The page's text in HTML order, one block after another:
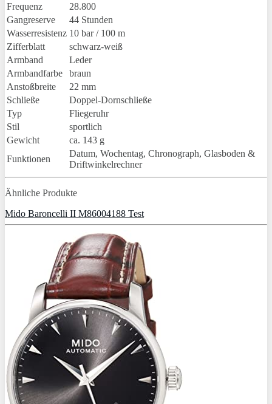
Frequenz
28.800
Gangreserve
44 Stunden
Wasserresistenz 10 bar / 100 m
Zifferblatt
schwarz-weiß
Armband
Leder
Armbandfarbe
braun
Anstoßbreite
22 mm
Schließe
Doppel-Dornschließe
Typ
Fliegeruhr
Stil
sportlich
Gewicht
ca. 143 g
Funktionen
Datum, Wochentag, Chronograph, Glasboden &
Driftwinkelrechner
Ähnliche Produkte
Mido Baroncelli II M86004188 Test